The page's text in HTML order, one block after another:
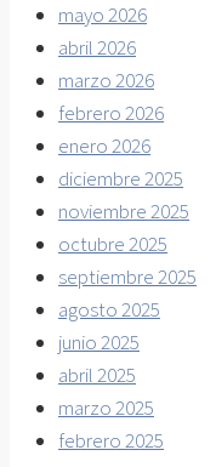
mayo 2026
abril 2026
marzo 2026
febrero 2026
enero 2026
diciembre 2025
noviembre 2025
octubre 2025
septiembre 2025
agosto 2025
junio 2025
abril 2025
marzo 2025
febrero 2025